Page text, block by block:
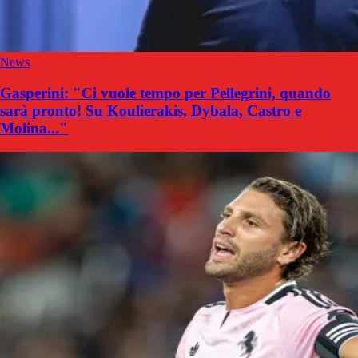
News
Gasperini: "Ci vuole tempo per Pellegrini, quando
sarà pronto! Su Koulierakis, Dybala, Castro e
Molina..."